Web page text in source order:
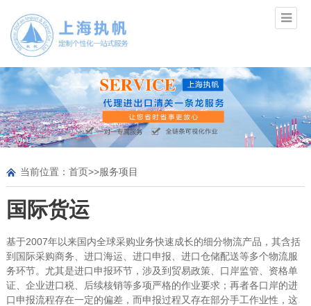
当前位置： 首页>>服务项目
国际货运
基于2007年以来国内全球采购业务快速成长的细分物流产品，其含括
到国际采购商务、进口海运、进口申报、进口仓储配送等多个物流服
务环节。尤其是进口申报环节，涉及到贸易政策、口岸监管、资格单
证、企业进口税、后续核销等多项严格的作业要求；再者各口岸的进
口申报流程存在一定的偏差，而申报过程又存在部分手工作业性，这